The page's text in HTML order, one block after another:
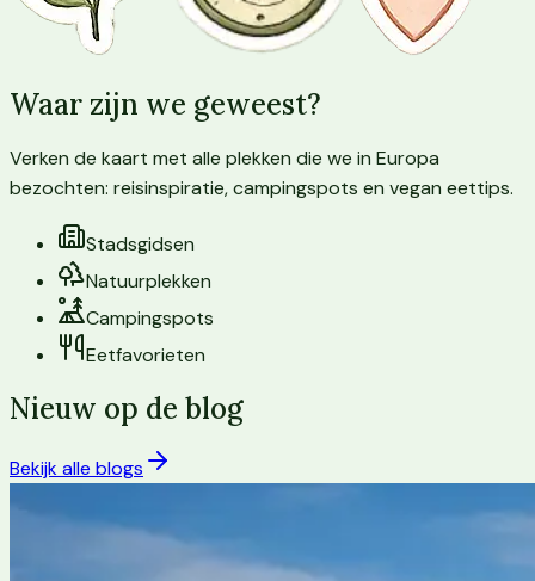
Waar zijn we geweest?
Verken de kaart met alle plekken die we in Europa
bezochten: reisinspiratie, campingspots en vegan eettips.
Stadsgidsen
Natuurplekken
Campingspots
Eetfavorieten
Nieuw op de blog
Bekijk alle blogs